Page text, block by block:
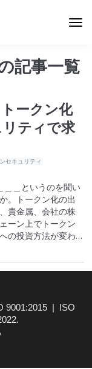
記事一覧
ークン化
ティで求
セキュリティ
＿＿というのを聞い
。トークン化の出
貴金属、会社の株
ーン上でトークン
の投資方法が変わ
、実際の資産をデ
プロセスを指しま
| ISO